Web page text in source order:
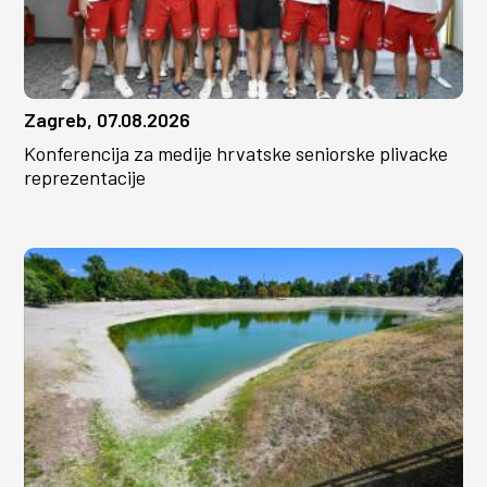
Zagreb, 07.08.2026
Konferencija za medije hrvatske seniorske plivacke
reprezentacije